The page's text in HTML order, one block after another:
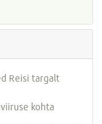
Reisi targalt
kohta